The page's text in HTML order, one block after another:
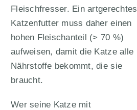
Fleischfresser. Ein artgerechtes
Katzenfutter muss daher einen
hohen Fleischanteil (> 70 %)
aufweisen, damit die Katze alle
Nährstoffe bekommt, die sie
braucht.
Wer seine Katze mit